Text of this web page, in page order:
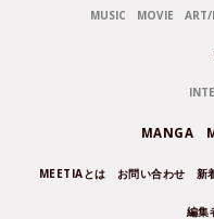
MUSIC MOVIE ART/
MANGA
MEETIAとは お問い合わせ 新
編集